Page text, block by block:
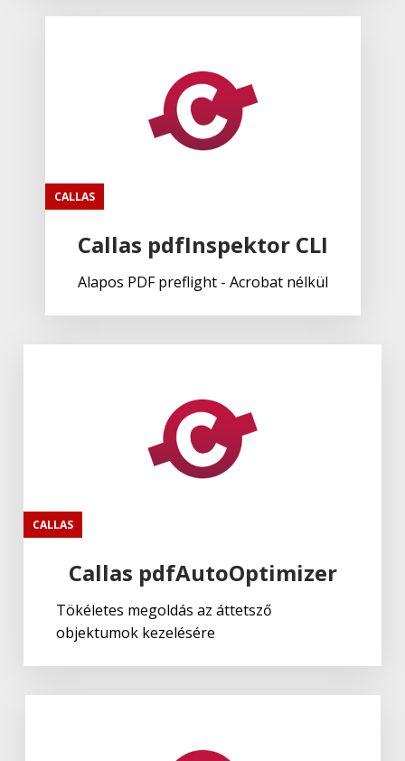
CALLAS
Callas pdfInspektor CLI
Alapos PDF preflight - Acrobat nélkül
CALLAS
Callas pdfAutoOptimizer
Tökéletes megoldás az áttetsző
objektumok kezelésére